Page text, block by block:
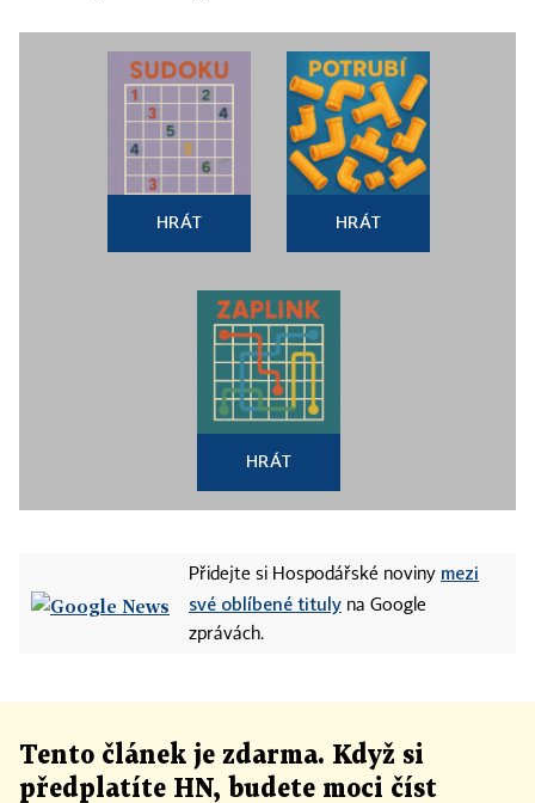
HRÁT HRÁT
HRÁT
Přidejte si Hospodářské noviny mezi
své oblíbené tituly na Google
zprávách.
Tento článek je zdarma. Když si
předplatíte HN, budete moci číst